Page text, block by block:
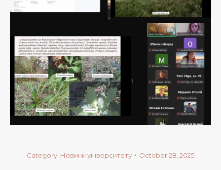
Category: Новини університету October 28, 2025